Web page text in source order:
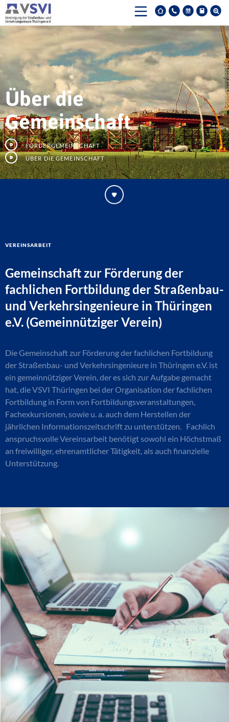
Über die
Gemeinschaft
Fördergemeinschaft
Über die Gemeinschaft
Vereinsarbeit
Gemeinschaft zur Förderung der
fachlichen Fortbildung der Straßenbau-
und Verkehrsingenieure in Thüringen
e.V. (Gemeinnütziger Verein)
Die Gemeinschaft zur Förderung der fachlichen Fortbildung
der Straßenbau- und Verkehrsingenieure in Thüringen e.V. ist
ein gemeinnütziger Verein, der es sich zur Aufgabe gemacht
hat, die VSVI Thüringen bei der Organisation der fachlichen
Fortbildung in Form von Fortbildungsveranstaltungen,
Fachexkursionen, sowie u. a. auch dem Herstellen der
jährlichen Informationszeitschrift zu unterstützen. Fachlich
anspruchsvolle Vereinsarbeit benötigt sowohl ein Höchstmaß
an freiwilliger, ehrenamtlicher Tätigkeit, als auch finanzielle
Unterstützung.